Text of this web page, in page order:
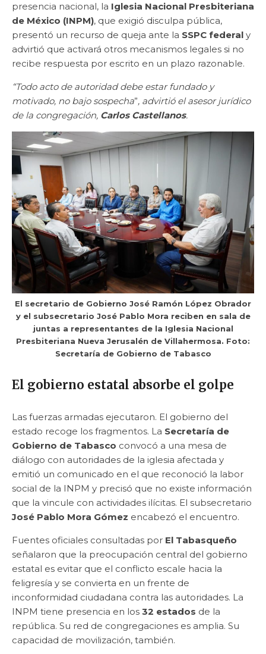
presencia nacional, la Iglesia Nacional Presbiteriana
de México (INPM), que exigió disculpa pública,
presentó un recurso de queja ante la SSPC federal y
advirtió que activará otros mecanismos legales si no
recibe respuesta por escrito en un plazo razonable.
“Todo acto de autoridad debe estar fundado y
motivado, no bajo sospecha”, advirtió el asesor jurídico
de la congregación, Carlos Castellanos.
El secretario de Gobierno José Ramón López Obrador
y el subsecretario José Pablo Mora reciben en sala de
juntas a representantes de la Iglesia Nacional
Presbiteriana Nueva Jerusalén de Villahermosa. Foto:
Secretaría de Gobierno de Tabasco
El gobierno estatal absorbe el golpe
Las fuerzas armadas ejecutaron. El gobierno del
estado recoge los fragmentos. La Secretaría de
Gobierno de Tabasco convocó a una mesa de
diálogo con autoridades de la iglesia afectada y
emitió un comunicado en el que reconoció la labor
social de la INPM y precisó que no existe información
que la vincule con actividades ilícitas. El subsecretario
José Pablo Mora Gómez encabezó el encuentro.
Fuentes oficiales consultadas por El Tabasqueño
señalaron que la preocupación central del gobierno
estatal es evitar que el conflicto escale hacia la
feligresía y se convierta en un frente de
inconformidad ciudadana contra las autoridades. La
INPM tiene presencia en los 32 estados de la
república. Su red de congregaciones es amplia. Su
capacidad de movilización, también.